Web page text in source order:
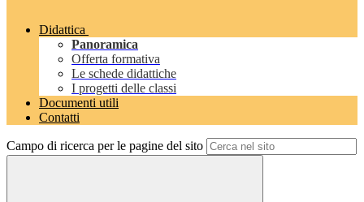
Didattica
Panoramica
Offerta formativa
Le schede didattiche
I progetti delle classi
Documenti utili
Contatti
Campo di ricerca per le pagine del sito